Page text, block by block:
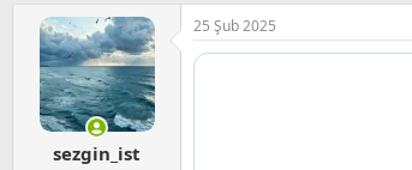
p
k
i
sezgin_ist
25 Şub 2025